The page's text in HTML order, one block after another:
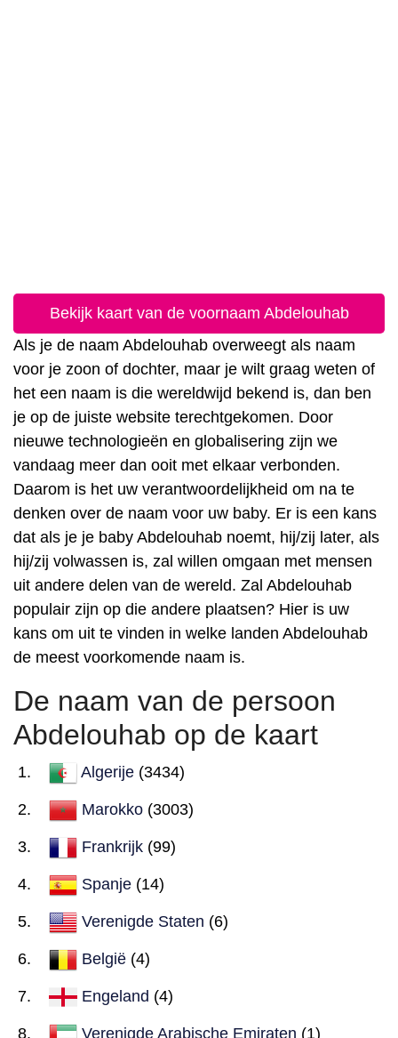
Bekijk kaart van de voornaam Abdelouhab
Als je de naam Abdelouhab overweegt als naam
voor je zoon of dochter, maar je wilt graag weten of
het een naam is die wereldwijd bekend is, dan ben
je op de juiste website terechtgekomen. Door
nieuwe technologieën en globalisering zijn we
vandaag meer dan ooit met elkaar verbonden.
Daarom is het uw verantwoordelijkheid om na te
denken over de naam voor uw baby. Er is een kans
dat als je je baby Abdelouhab noemt, hij/zij later, als
hij/zij volwassen is, zal willen omgaan met mensen
uit andere delen van de wereld. Zal Abdelouhab
populair zijn op die andere plaatsen? Hier is uw
kans om uit te vinden in welke landen Abdelouhab
de meest voorkomende naam is.
De naam van de persoon
Abdelouhab op de kaart
Algerije (3434)
Marokko (3003)
Frankrijk (99)
Spanje (14)
Verenigde Staten (6)
België (4)
Engeland (4)
Verenigde Arabische Emiraten (1)